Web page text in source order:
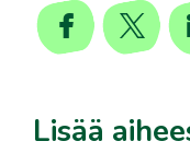
Lisää